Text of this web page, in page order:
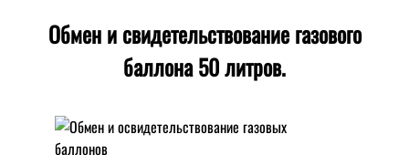
Обмен и свидетельствование газового
баллона 50 литров.